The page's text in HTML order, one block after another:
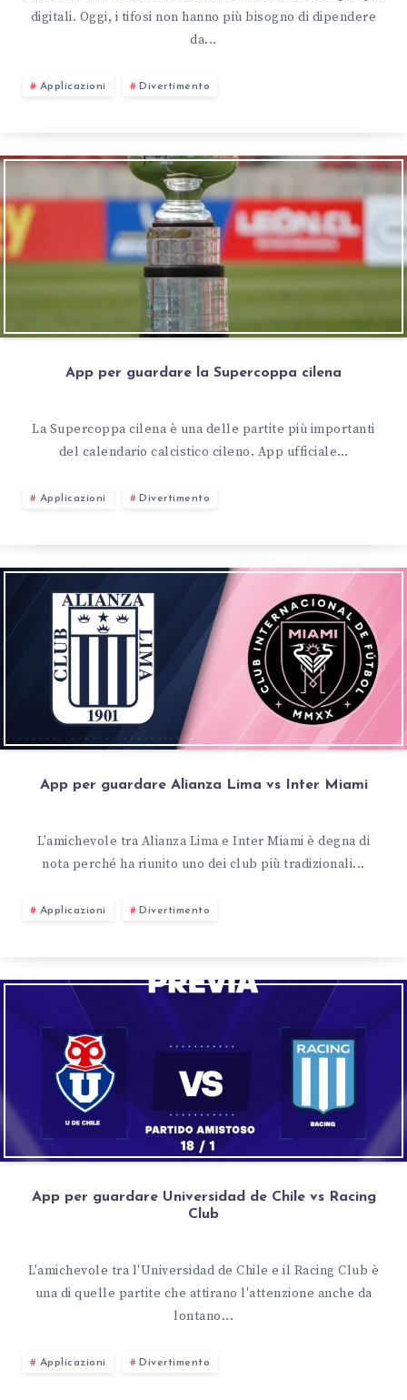
digitali. Oggi, i tifosi non hanno più bisogno di dipendere
da...
Applicazioni Divertimento
App per guardare la Supercoppa cilena
La Supercoppa cilena è una delle partite più importanti
del calendario calcistico cileno. App ufficiale…
Applicazioni Divertimento
App per guardare Alianza Lima vs Inter Miami
L'amichevole tra Alianza Lima e Inter Miami è degna di
nota perché ha riunito uno dei club più tradizionali...
Applicazioni Divertimento
App per guardare Universidad de Chile vs Racing
Club
L'amichevole tra l'Universidad de Chile e il Racing Club è
una di quelle partite che attirano l'attenzione anche da
lontano...
Applicazioni Divertimento